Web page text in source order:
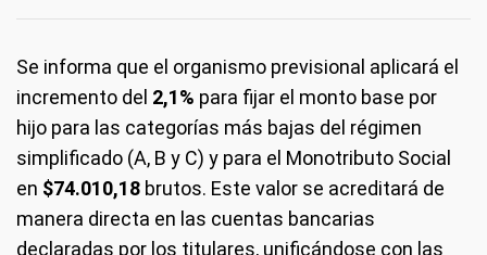
Se informa que el organismo previsional aplicará el
incremento del 2,1% para fijar el monto base por
hijo para las categorías más bajas del régimen
simplificado (A, B y C) y para el Monotributo Social
en $74.010,18 brutos. Este valor se acreditará de
manera directa en las cuentas bancarias
declaradas por los titulares, unificándose con las